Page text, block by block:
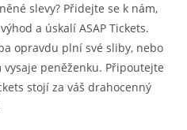
slevy? Přidejte se k nám,
a úskalí ASAP Tickets.
opravdu plní své sliby, nebo
peněženku. Připoutejte
stojí za váš drahocenný